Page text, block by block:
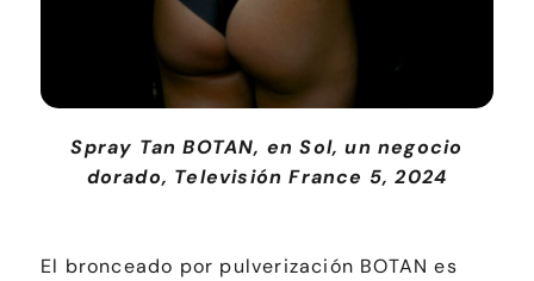
Spray Tan BOTAN, en Sol, un negocio
dorado, Televisión France 5, 2024
El bronceado por pulverización BOTAN es